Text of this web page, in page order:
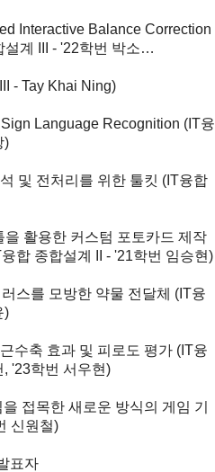
Interactive Balance Correction
설계 III - '22학번 박소…
- Tay Khai Ning)
Language Recognition (IT융
)
및 전처리를 위한 툴킷 (IT융합
활용한 커스텀 포토카드 제작
합 종합설계 II - '21학번 임승현)
스를 모방한 약물 전달체 (IT융
)
수축 효과 및 피로도 평가 (IT융
, '23학번 서우현)
접목한 새로운 방식의 게임 기
신원철)
표자